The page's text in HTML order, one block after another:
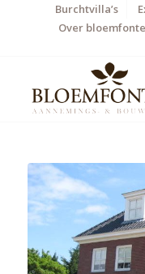
Burchtvilla’s
Over